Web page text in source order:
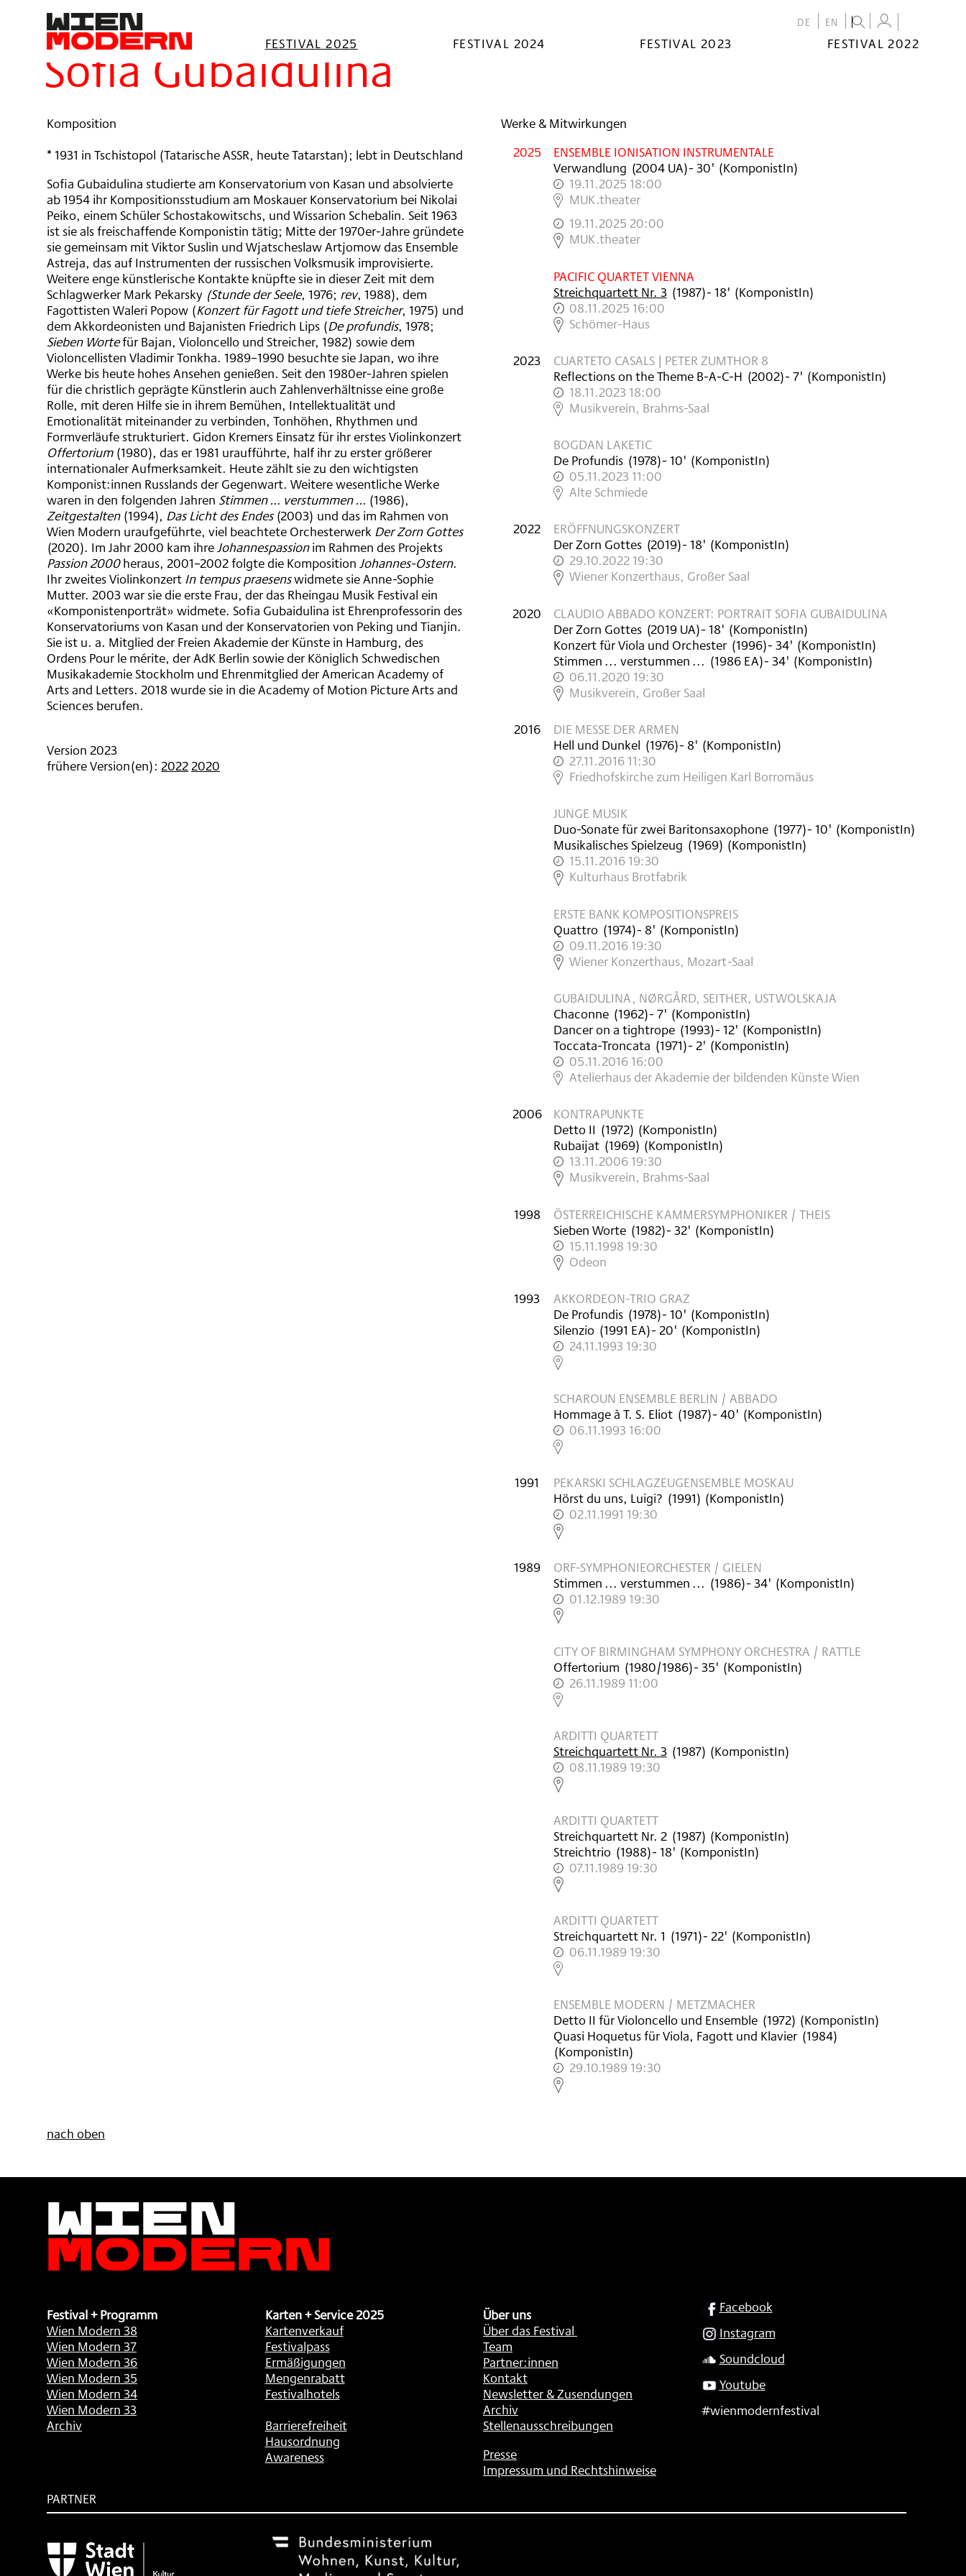
springen
DE EN
FESTIVAL 2025 FESTIVAL 2024 FESTIVAL 2023 FESTIVAL 2022
Filter
Sofia Gubaidulina
Komposition
* 1931 in Tschistopol (Tatarische ASSR, heute Tatarstan); lebt in Deutschland
Sofia Gubaidulina studierte am Konservatorium von Kasan und absolvierte
ab 1954 ihr Kompositionsstudium am Moskauer Konservatorium bei Nikolai
Peiko, einem Schüler Schostakowitschs, und Wissarion Schebalin. Seit 1963
ist sie als freischaffende Komponistin tätig; Mitte der 1970er-Jahre gründete
sie gemeinsam mit Viktor Suslin und Wjatscheslaw Artjomow das Ensemble
Astreja, das auf Instrumenten der russischen Volksmusik improvisierte.
Weitere enge künstlerische Kontakte knüpfte sie in dieser Zeit mit dem
Schlagwerker Mark Pekarsky (Stunde der Seele, 1976; rev, 1988), dem
Fagottisten Waleri Popow (Konzert für Fagott und tiefe Streicher, 1975) und
dem Akkordeonisten und Bajanisten Friedrich Lips (De profundis, 1978;
Sieben Wortefür Bajan, Violoncello und Streicher, 1982) sowie dem
Violoncellisten Vladimir Tonkha. 1989–1990 besuchte sie Japan, wo ihre
Werke bis heute hohes Ansehen genießen. Seit den 1980er-Jahren spielen
für die christlich geprägte Künstlerin auch Zahlenverhältnisse eine große
Rolle, mit deren Hilfe sie in ihrem Bemühen, Intellektualität und
Emotionalität miteinander zu verbinden, Tonhöhen, Rhythmen und
Formverläufe strukturiert. Gidon Kremers Einsatz für ihr erstes Violinkonzert
Offertorium(1980), das er 1981 uraufführte, half ihr zu erster größerer
internationaler Aufmerksamkeit. Heute zählt sie zu den wichtigsten
Komponist:innen Russlands der Gegenwart. Weitere wesentliche Werke
waren in den folgenden Jahren Stimmen … verstummen … (1986),
Zeitgestalten(1994), Das Licht des Endes(2003) und das im Rahmen von
Wien Modern uraufgeführte, viel beachtete Orchesterwerk Der Zorn Gottes
(2020). Im Jahr 2000 kam ihreJohannespassionim Rahmen des Projekts
Passion 2000heraus, 2001–2002 folgte die KompositionJohannes-Ostern.
Ihr zweites ViolinkonzertIn tempus praesenswidmete sie Anne-Sophie
Mutter. 2003 war sie die erste Frau, der das Rheingau Musik Festival ein
«Komponistenporträt» widmete. Sofia Gubaidulina ist Ehrenprofessorin des
Konservatoriums von Kasan und der Konservatorien von Peking und Tianjin.
Sie ist u. a. Mitglied der Freien Akademie der Künste in Hamburg, des
Ordens Pour le mérite, der AdK Berlin sowie der Königlich Schwedischen
Musikakademie Stockholm und Ehrenmitglied der American Academy of
Arts and Letters. 2018 wurde sie in die Academy of Motion Picture Arts and
Sciences berufen.
Version 2023
frühere Version(en): 20222020
Werke & Mitwirkungen
2025
ENSEMBLE IONISATION INSTRUMENTALE
Verwandlung (2004UA)- 30' (KomponistIn)
19.11.2025 18:00
,
MUK.theater
19.11.2025 20:00
,
MUK.theater
PACIFIC QUARTET VIENNA
Streichquartett Nr. 3 (1987)- 18' (KomponistIn)
08.11.2025 16:00
,
Schömer-Haus
2023
CUARTETO CASALS | PETER ZUMTHOR 8
Reflections on the Theme B-A-C-H (2002)- 7' (KomponistIn)
18.11.2023 18:00
,
Musikverein, Brahms-Saal
BOGDAN LAKETIC
De Profundis (1978)- 10' (KomponistIn)
05.11.2023 11:00
,
Alte Schmiede
2022
ERÖFFNUNGSKONZERT
Der Zorn Gottes (2019)- 18' (KomponistIn)
29.10.2022 19:30
,
Wiener Konzerthaus, Großer Saal
2020
CLAUDIO ABBADO KONZERT: PORTRAIT SOFIA GUBAIDULINA
Der Zorn Gottes (2019UA)- 18' (KomponistIn)
Konzert für Viola und Orchester (1996)- 34' (KomponistIn)
Stimmen ... verstummen ... (1986EA)- 34' (KomponistIn)
06.11.2020 19:30
,
Musikverein, Großer Saal
2016
DIE MESSE DER ARMEN
Hell und Dunkel (1976)- 8' (KomponistIn)
27.11.2016 11:30
,
Friedhofskirche zum Heiligen Karl Borromäus
JUNGE MUSIK
Duo-Sonate für zwei Baritonsaxophone (1977)- 10' (KomponistIn)
Musikalisches Spielzeug (1969) (KomponistIn)
15.11.2016 19:30
,
Kulturhaus Brotfabrik
ERSTE BANK KOMPOSITIONSPREIS
Quattro (1974)- 8' (KomponistIn)
09.11.2016 19:30
,
Wiener Konzerthaus, Mozart-Saal
GUBAIDULINA, NØRGÅRD, SEITHER, USTWOLSKAJA
Chaconne (1962)- 7' (KomponistIn)
Dancer on a tightrope (1993)- 12' (KomponistIn)
Toccata-Troncata (1971)- 2' (KomponistIn)
05.11.2016 16:00
,
Atelierhaus der Akademie der bildenden Künste Wien
2006
KONTRAPUNKTE
Detto II (1972) (KomponistIn)
Rubaijat (1969) (KomponistIn)
13.11.2006 19:30
,
Musikverein, Brahms-Saal
1998
ÖSTERREICHISCHE KAMMERSYMPHONIKER / THEIS
Sieben Worte (1982)- 32' (KomponistIn)
15.11.1998 19:30
,
Odeon
1993
AKKORDEON-TRIO GRAZ
De Profundis (1978)- 10' (KomponistIn)
Silenzio (1991 EA)- 20' (KomponistIn)
24.11.1993 19:30
,
SCHAROUN ENSEMBLE BERLIN / ABBADO
Hommage à T. S. Eliot (1987)- 40' (KomponistIn)
06.11.1993 16:00
,
1991
PEKARSKI SCHLAGZEUGENSEMBLE MOSKAU
Hörst du uns, Luigi? (1991) (KomponistIn)
02.11.1991 19:30
,
1989
ORF-SYMPHONIEORCHESTER / GIELEN
Stimmen ... verstummen ... (1986)- 34' (KomponistIn)
01.12.1989 19:30
,
CITY OF BIRMINGHAM SYMPHONY ORCHESTRA / RATTLE
Offertorium (1980/1986)- 35' (KomponistIn)
26.11.1989 11:00
,
ARDITTI QUARTETT
Streichquartett Nr. 3 (1987) (KomponistIn)
08.11.1989 19:30
,
ARDITTI QUARTETT
Streichquartett Nr. 2 (1987) (KomponistIn)
Streichtrio (1988)- 18' (KomponistIn)
07.11.1989 19:30
,
ARDITTI QUARTETT
Streichquartett Nr. 1 (1971)- 22' (KomponistIn)
06.11.1989 19:30
,
ENSEMBLE MODERN / METZMACHER
Detto II für Violoncello und Ensemble (1972) (KomponistIn)
Quasi Hoquetus für Viola, Fagott und Klavier (1984)
(KomponistIn)
29.10.1989 19:30
,
nach oben
Wien
Modern
Festival + Programm
Wien Modern 38
Wien Modern 37
Wien Modern 36
Wien Modern 35
Wien Modern 34
Wien Modern 33
Archiv
Karten + Service 2025
Kartenverkauf
Festivalpass
Ermäßigungen
Mengenrabatt
Festivalhotels
Barrierefreiheit
Hausordnung
Awareness
Über uns
Über das Festival
Team
Partner:innen
Kontakt
Newsletter & Zusendungen
Archiv
Stellenausschreibungen
Presse
Impressum und Rechtshinweise
SOCIAL
Facebook
Instagram
Soundcloud
Youtube
#wienmodernfestival
PARTNER